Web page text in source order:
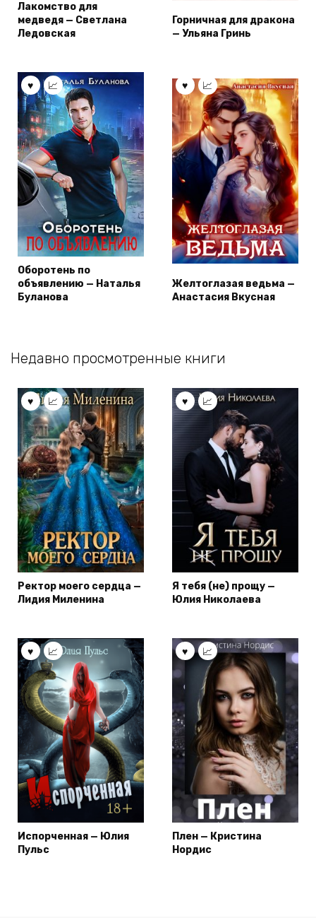
Лакомство для
медведя — Светлана
Ледовская
Горничная для дракона
— Ульяна Гринь
Оборотень по
объявлению — Наталья
Буланова
Желтоглазая ведьма —
Анастасия Вкусная
Недавно просмотренные книги
Ректор моего сердца —
Лидия Миленина
Я тебя (не) прощу —
Юлия Николаева
Испорченная — Юлия
Пульс
Плен — Кристина
Нордис